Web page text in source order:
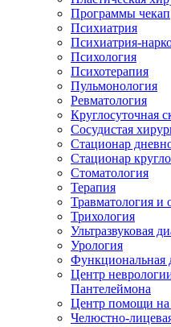
Программы чекап
Психиатрия
Психиатрия-
Психология
Психотерапия
Пульмонология
Ревматология
Круглосуточная
Сосудистая
Стационар
Стационар
Стоматология
Терапия
Травматология и
Трихология
Ультразвуковая
Урология
Функциональная
Центр
Пантелеймона
Центр помощи
Челюстно-